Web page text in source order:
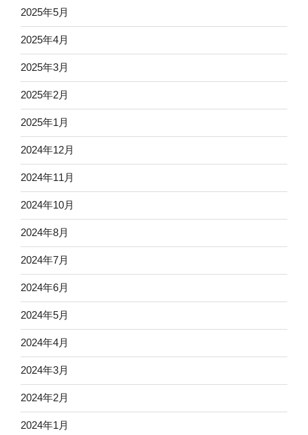
2025年5月
2025年4月
2025年3月
2025年2月
2025年1月
2024年12月
2024年11月
2024年10月
2024年8月
2024年7月
2024年6月
2024年5月
2024年4月
2024年3月
2024年2月
2024年1月